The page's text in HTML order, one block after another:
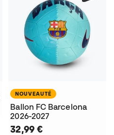
NOUVEAUTÉ
Ballon FC Barcelona
2026-2027
32,99 €